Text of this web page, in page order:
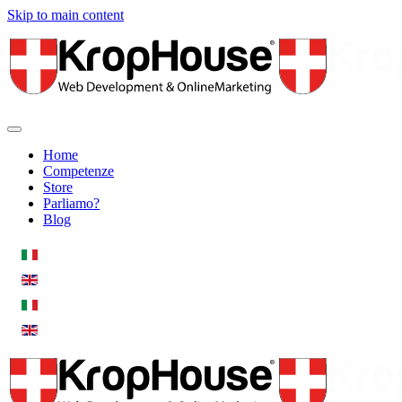
Skip to main content
Home
Competenze
Store
Parliamo?
Blog